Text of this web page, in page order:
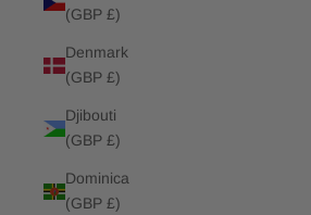
(GBP £)
Denmark
(GBP £)
Djibouti
(GBP £)
Dominica
(GBP £)